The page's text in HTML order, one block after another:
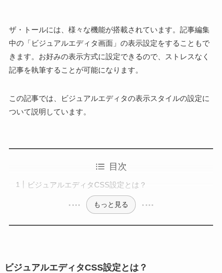
ザ・トールには、様々な機能が搭載されています。記事編集
中の「ビジュアルエディタ画面」の表示設定をすることもで
きます。お好みの表示方式に設定できるので、ストレスなく
記事を執筆することが可能になります。
この記事では、ビジュアルエディタの表示スタイルの設定に
ついて説明しています。
目次
ビジュアルエディタCSS設定とは？
もっと見る
ビジュアルエディタCSS設定とは？